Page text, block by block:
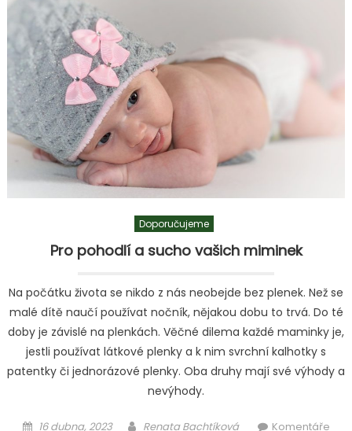
přináší
mandlový
Doporučujeme
Pro pohodlí a sucho vašich miminek
Na počátku života se nikdo z nás neobejde bez plenek. Než se
malé dítě naučí používat nočník, nějakou dobu to trvá. Do té
doby je závislé na plenkách. Věčné dilema každé maminky je,
jestli používat látkové plenky a k nim svrchní kalhotky s
patentky či jednorázové plenky. Oba druhy mají své výhody a
nevýhody.
Posted
16 dubna, 2023 Author
Renata Bachtíková
Komentáře